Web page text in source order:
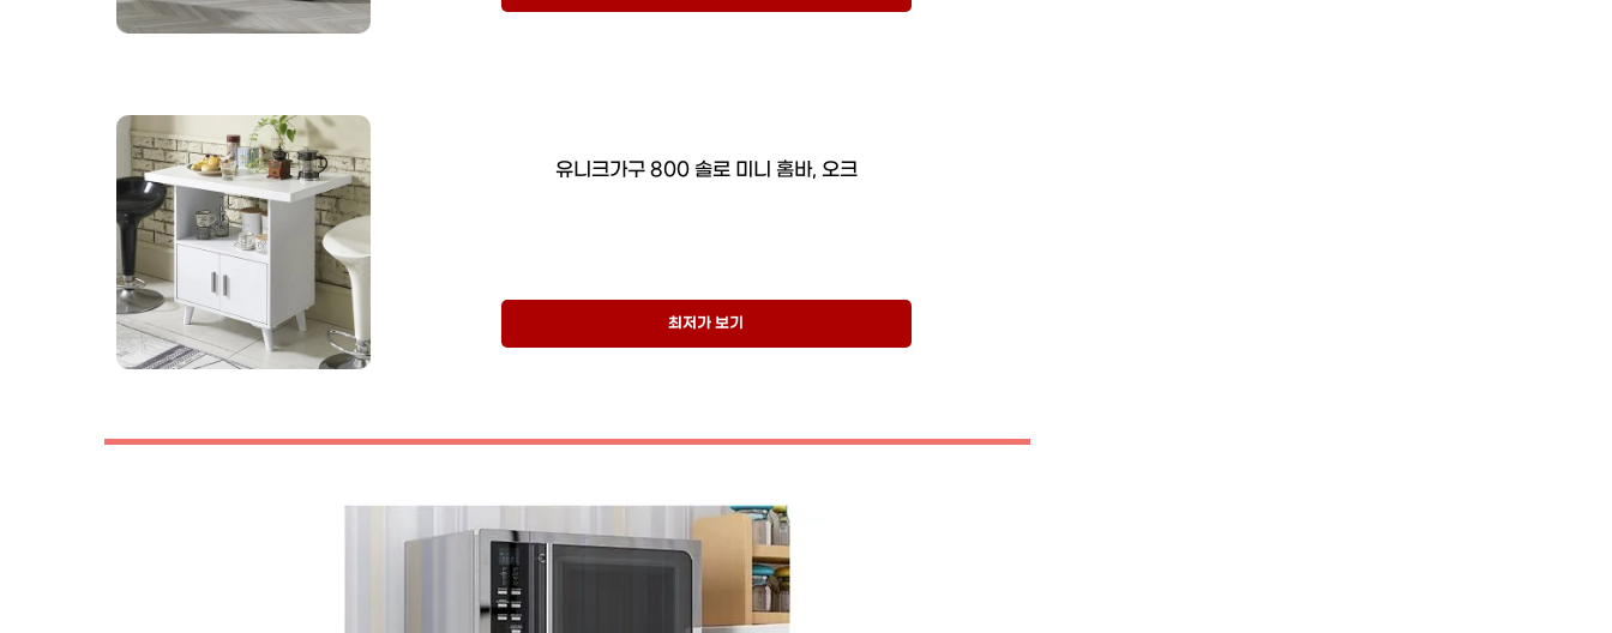
유니크가구 800 솔로 미니 홈바, 오크
최저가 보기